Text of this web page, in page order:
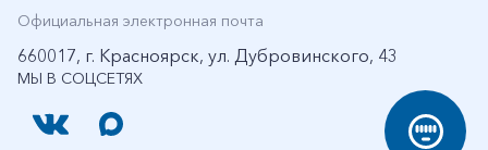
МЫ В СОЦСЕТЯХ
Официальная электронная почта
660017, г. Красноярск, ул. Дубровинского, 43